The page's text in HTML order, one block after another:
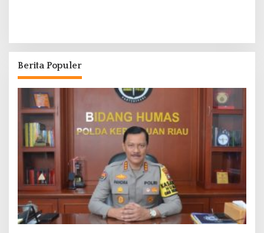
Berita Populer